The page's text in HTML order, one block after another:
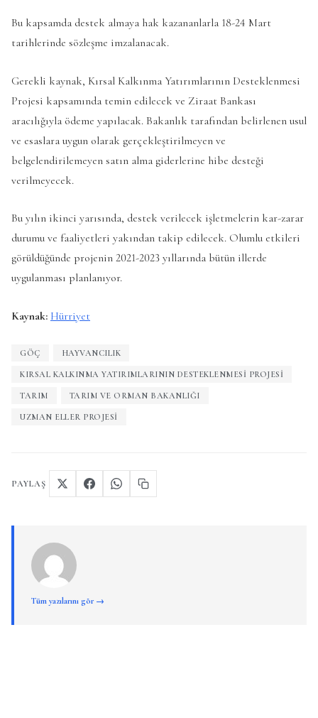
Bu kapsamda destek almaya hak kazananlarla 18-24 Mart
tarihlerinde sözleşme imzalanacak.
Gerekli kaynak, Kırsal Kalkınma Yatırımlarının Desteklenmesi
Projesi kapsamında temin edilecek ve Ziraat Bankası
aracılığıyla ödeme yapılacak. Bakanlık tarafından belirlenen usul
ve esaslara uygun olarak gerçekleştirilmeyen ve
belgelendirilemeyen satın alma giderlerine hibe desteği
verilmeyecek.
Bu yılın ikinci yarısında, destek verilecek işletmelerin kar-zarar
durumu ve faaliyetleri yakından takip edilecek. Olumlu etkileri
görüldüğünde projenin 2021-2023 yıllarında bütün illerde
uygulanması planlanıyor.
Kaynak: Hürriyet
GÖÇ HAYVANCILIK
KIRSAL KALKINMA YATIRIMLARININ DESTEKLENMESI PROJESI
TARIM TARIM VE ORMAN BAKANLIĞI
UZMAN ELLER PROJESI
PAYLAŞ
Tüm yazılarını gör →